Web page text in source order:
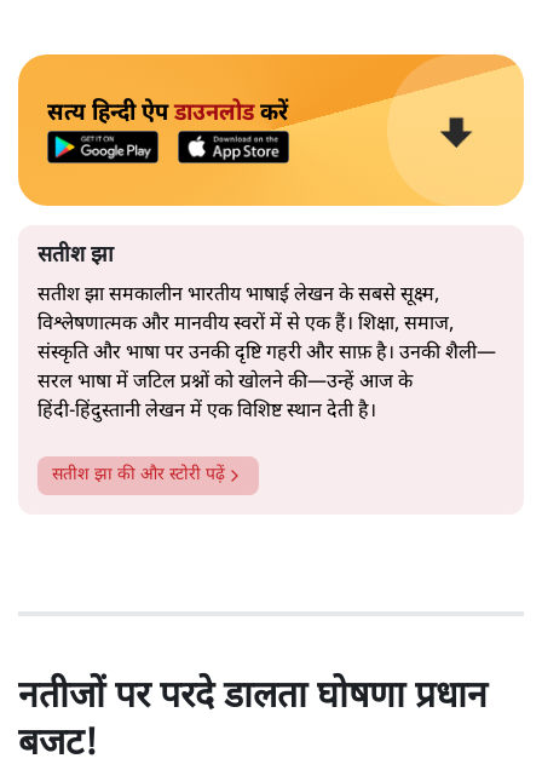
सत्य हिन्दी ऐपडाउनलोडकरें
सतीश झा
सतीश झा समकालीन भारतीय भाषाई लेखन के सबसे सूक्ष्म,
विश्लेषणात्मक और मानवीय स्वरों में से एक हैं। शिक्षा, समाज,
संस्कृति और भाषा पर उनकी दृष्टि गहरी और साफ़ है। उनकी शैली—
सरल भाषा में जटिल प्रश्नों को खोलने की—उन्हें आज के
हिंदी‑हिंदुस्तानी लेखन में एक विशिष्ट स्थान देती है।
सतीश झा की और स्टोरी पढ़ें
नतीजों पर परदे डालता घोषणा प्रधान
बजट!